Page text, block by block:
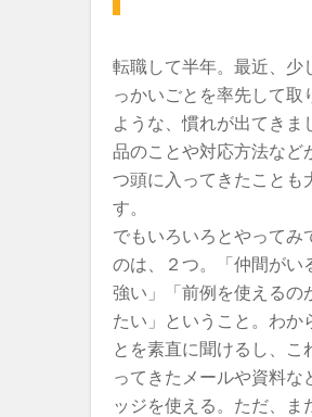
転職して半年。最近、少
っかいごとを率先して取
ような、慣れが出てきま
品のことや対応方法など
つ頭に入ってきたことも
す。
でもいろいろとやってみ
のは、２つ。「仲間がい
強い」「前例を使えるの
たい」ということ。わか
とを素直に聞けるし、こ
ってきたメールや資料な
ッジを使える。ただ、ま